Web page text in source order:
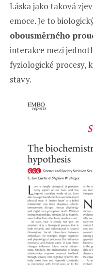
Láska jako taková
emoce. Je to
obousměrného
interakce mezi
fyziologické procesy,
stavy.